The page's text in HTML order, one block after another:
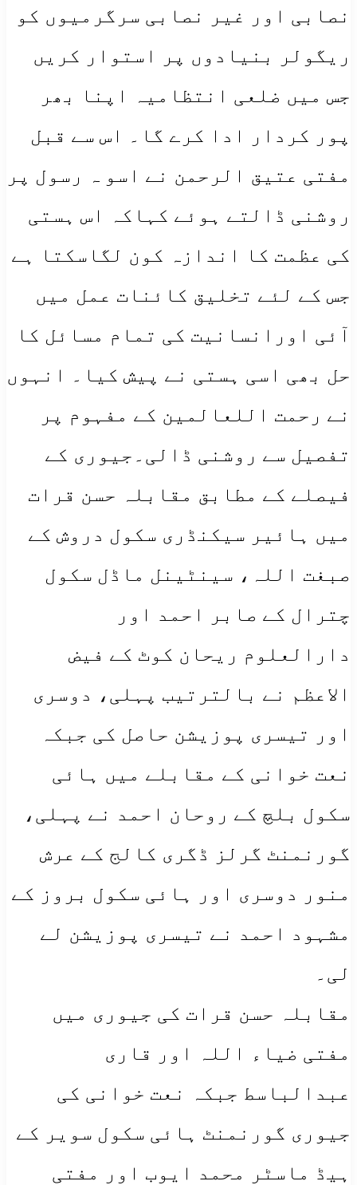
نصابی اور غیر نصابی سرگرمیوں کو
ریگولر بنیادوں پر استوار کریں
جس میں ضلعی انتظامیہ اپنا بھر
پور کردار ادا کرے گا۔ اس سے قبل
مفتی عتیق الرحمن نے اسو ہ رسول پر
روشنی ڈالتے ہوئے کہاکہ اس ہستی
کی عظمت کا اندازہ کون لگاسکتا ہے
جس کے لئے تخلیق کائنات عمل میں
آئی اورانسانیت کی تمام مسائل کا
حل بھی اسی ہستی نے پیش کیا۔ انہوں
نے رحمت اللعالمین کے مفہوم پر
تفصیل سے روشنی ڈالی۔جیوری کے
فیصلے کے مطابق مقابلہ حسن قرات
میں ہائیر سیکنڈری سکول دروش کے
صبغت اللہ، سینٹینل ماڈل سکول
چترال کے صابر احمد اور
دارالعلوم ریحان کوٹ کے فیض
الاعظم نے بالترتیب پہلی، دوسری
اور تیسری پوزیشن حاصل کی جبکہ
نعت خوانی کے مقابلے میں ہائی
سکول بلچ کے روحان احمد نے پہلی،
گورنمنٹ گرلز ڈگری کالج کے عرش
منور دوسری اور ہائی سکول بروز کے
مشہود احمد نے تیسری پوزیشن لے
لی۔
مقابلہ حسن قرات کی جیوری میں
مفتی ضیاء اللہ اور قاری
عبدالباسط جبکہ نعت خوانی کی
جیوری گورنمنٹ ہائی سکول سویر کے
ہیڈ ماسٹر محمد ایوب اور مفتی